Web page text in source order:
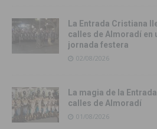
La Entrada Cristiana
calles de Almoradí en
jornada festera
02/08/2026
La magia de la
calles de Almoradí
01/08/2026